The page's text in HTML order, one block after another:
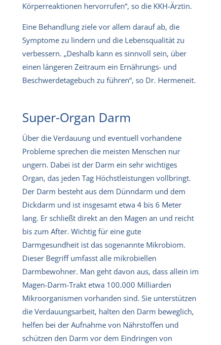
Körperreaktionen hervorrufen“, so die KKH-Ärztin.
Eine Behandlung ziele vor allem darauf ab, die
Symptome zu lindern und die Lebensqualität zu
verbessern. „Deshalb kann es sinnvoll sein, über
einen längeren Zeitraum ein Ernährungs- und
Beschwerdetagebuch zu führen“, so Dr. Hermeneit.
Super-Organ Darm
Über die Verdauung und eventuell vorhandene
Probleme sprechen die meisten Menschen nur
ungern. Dabei ist der Darm ein sehr wichtiges
Organ, das jeden Tag Höchstleistungen vollbringt.
Der Darm besteht aus dem Dünndarm und dem
Dickdarm und ist insgesamt etwa 4 bis 6 Meter
lang. Er schließt direkt an den Magen an und reicht
bis zum After. Wichtig für eine gute
Darmgesundheit ist das sogenannte Mikrobiom.
Dieser Begriff umfasst alle mikrobiellen
Darmbewohner. Man geht davon aus, dass allein im
Magen-Darm-Trakt etwa 100.000 Milliarden
Mikroorganismen vorhanden sind. Sie unterstützen
die Verdauungsarbeit, halten den Darm beweglich,
helfen bei der Aufnahme von Nährstoffen und
schützen den Darm vor dem Eindringen von